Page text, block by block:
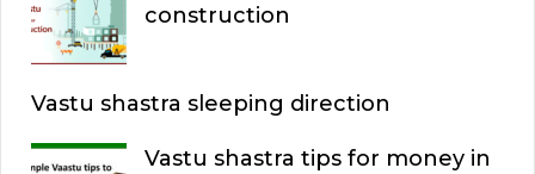
construction
Vastu shastra sleeping direction
Vastu shastra tips for money in